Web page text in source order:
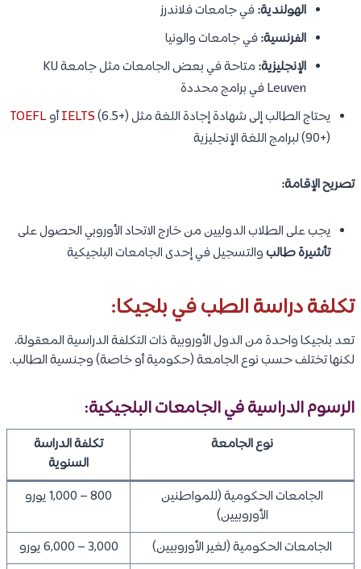
الهولندية:في جامعات فلاندرز
الفرنسية:في جامعات والونيا
الإنجليزية:
متاحة في بعض الجامعات مثل جامعة KU
Leuven في برامج محددة
يحتاج الطالب إلى شهادة إجادة اللغة مثل
IELTS(6.5+) أو
TOEFL
(90+) لبرامج اللغة الإنجليزية
تصريح الإقامة:
يجب على الطلاب الدوليين من خارج الاتحاد الأوروبي الحصول على
تأشيرة طالبوالتسجيل في إحدى الجامعات البلجيكية
تكلفة دراسة الطب في بلجيكا:
تعد بلجيكا واحدة من الدول الأوروبية ذات التكلفة الدراسية المعقولة،
لكنها تختلف حسب نوع الجامعة (حكومية أو خاصة) وجنسية الطالب.
الرسوم الدراسية في الجامعات البلجيكية:
نوع الجامعة
تكلفة الدراسة
السنوية
الجامعات الحكومية (للمواطنين
الأوروبيين)
800 – 1,000 يورو
الجامعات الحكومية (لغير الأوروبيين)
3,000 – 6,000 يورو